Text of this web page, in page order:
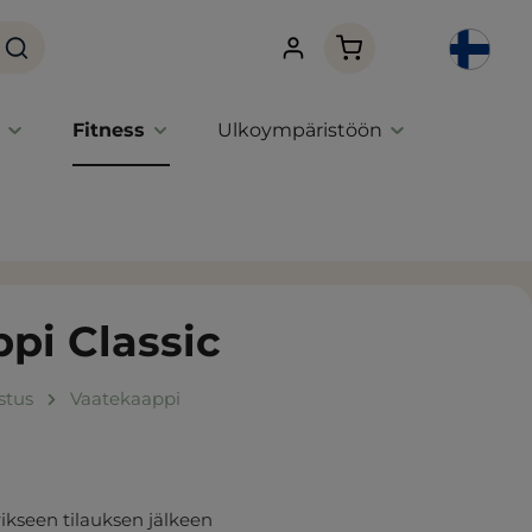
Ostoskori sisältää
Fitness Ulkoympäristöön
Classic
Vaatekaappi
tilauksen jälkeen